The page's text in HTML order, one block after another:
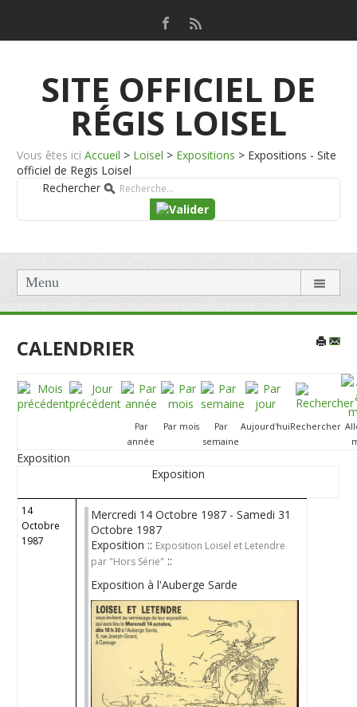
SITE OFFICIEL DE
RÉGIS LOISEL
Vous êtes ici Accueil > Loisel > Expositions > Expositions - Site
officiel de Regis Loisel
Rechercher
Menu
CALENDRIER
Par
année
Par mois
Par
semaine
Aujourd'huiRechercher
Exposition
Exposition
14
Octobre
1987
Mercredi 14 Octobre 1987 - Samedi 31
Octobre 1987
Exposition :: Exposition Loisel et Letendre
par "Hors Série" ::
Exposition à l'Auberge Sarde